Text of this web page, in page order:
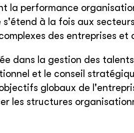
la performance
s'étend à la fois aux
des entreprises et
dans la gestion des
et le conseil
globaux de
les structures